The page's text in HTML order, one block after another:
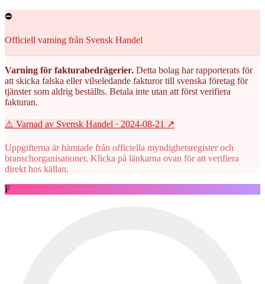
⛔
Officiell varning från Svensk Handel
Varning för fakturabedrägerier. Detta bolag har rapporterats för
att skicka falska eller vilseledande fakturor till svenska företag för
tjänster som aldrig beställts. Betala inte utan att först verifiera
fakturan.
⚠️ Varnad av Svensk Handel · 2024-08-21 ↗
Uppgifterna är hämtade från officiella myndighetsregister och
branschorganisationer. Klicka på länkarna ovan för att verifiera
direkt hos källan.
F